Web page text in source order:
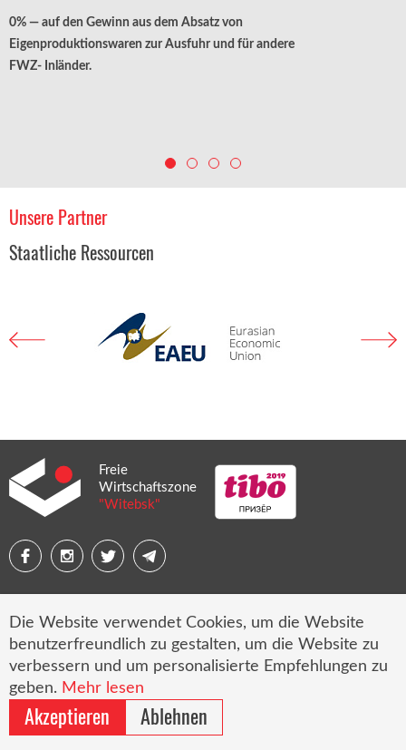
0% — auf den Gewinn aus dem Absatz von
Eigenproduktionswaren zur Ausfuhr und für andere
FWZ- Inländer.
Unsere Partner
Staatliche Ressourcen
Freie
Wirtschaftszone
"Witebsk"
© 2026 Freie Wirtschaftszone „Witebsk“
Cookie-Einstellungen
Website-Erstellung — Borovoy Studio
Die Website verwendet Cookies, um die Website
benutzerfreundlich zu gestalten, um die Website zu
verbessern und um personalisierte Empfehlungen zu
geben. Mehr lesen
Akzeptieren Ablehnen